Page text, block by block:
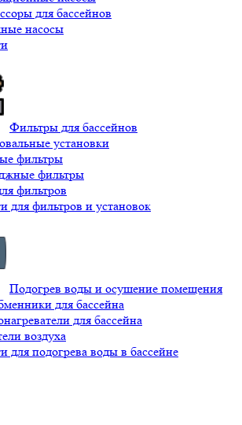
для бассейнов
насосы
Фильтры для бассейнов
установки
фильтры
фильтры
фильтров
для фильтров и установок
Подогрев воды и осушение помещения
для бассейна
для бассейна
воздуха
для подогрева воды в бассейне